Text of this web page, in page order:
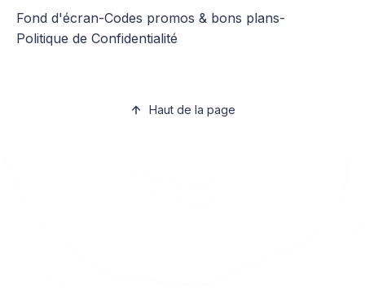
Fond d'écran-Codes promos & bons plans-
Politique de Confidentialité
Haut de la page